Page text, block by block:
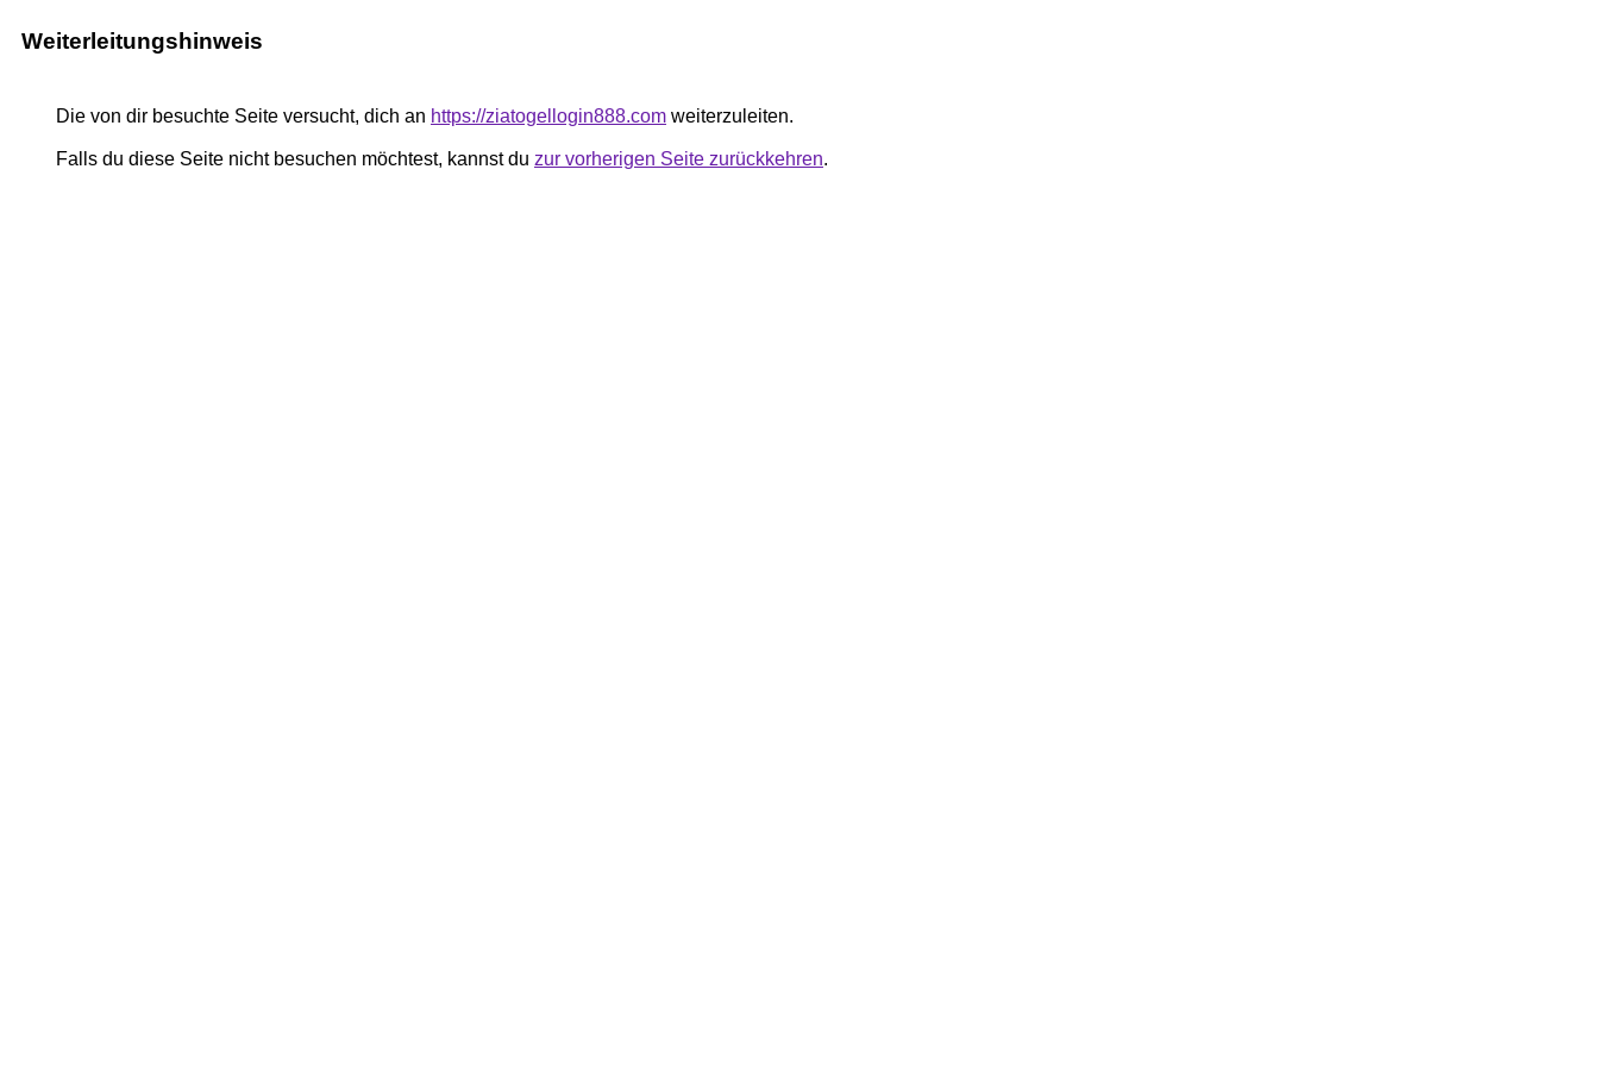
Weiterleitungshinweis
Die von dir besuchte Seite versucht, dich an https://ziatogellogin888.com weiterzuleiten.
Falls du diese Seite nicht besuchen möchtest, kannst du zur vorherigen Seite zurückkehren.